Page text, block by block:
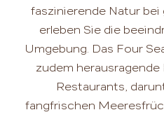
faszinierende Natur
erleben Sie die
Umgebung. Das Four
zudem herausragende
Restaurants,
fangfrischen